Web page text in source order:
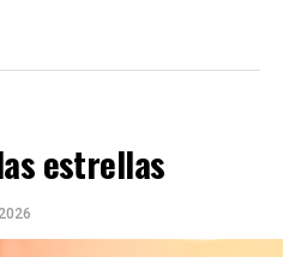
estrellas